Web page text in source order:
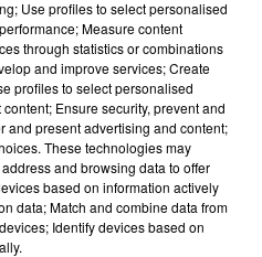
être douloureux alors les
dans le but de ne pas
Trend You *Need* to Be
t.co/QXRoUn4uTH
December 12, 2019
Use profiles to select personalised
Measure content
through statistics or combinations
and improve services; Create
profiles to select personalised
Ensure security, prevent and
and present advertising and content;
These technologies may
and browsing data to offer
based on information actively
data; Match and combine data from
Identify devices based on